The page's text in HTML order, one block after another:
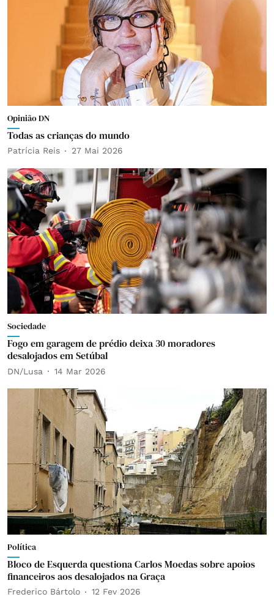
Opinião DN
Todas as crianças do mundo
Patrícia Reis 27 Mai 2026
Sociedade
Fogo em garagem de prédio deixa 30 moradores
desalojados em Setúbal
DN/Lusa 14 Mar 2026
Política
Bloco de Esquerda questiona Carlos Moedas sobre apoios
financeiros aos desalojados na Graça
Frederico Bártolo 12 Fev 2026